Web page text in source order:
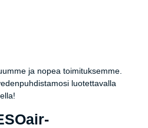
ja nopea toimituksemme.
luotettavalla